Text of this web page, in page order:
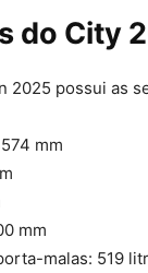
do City
2025 possui as
mm
mm
malas: 519